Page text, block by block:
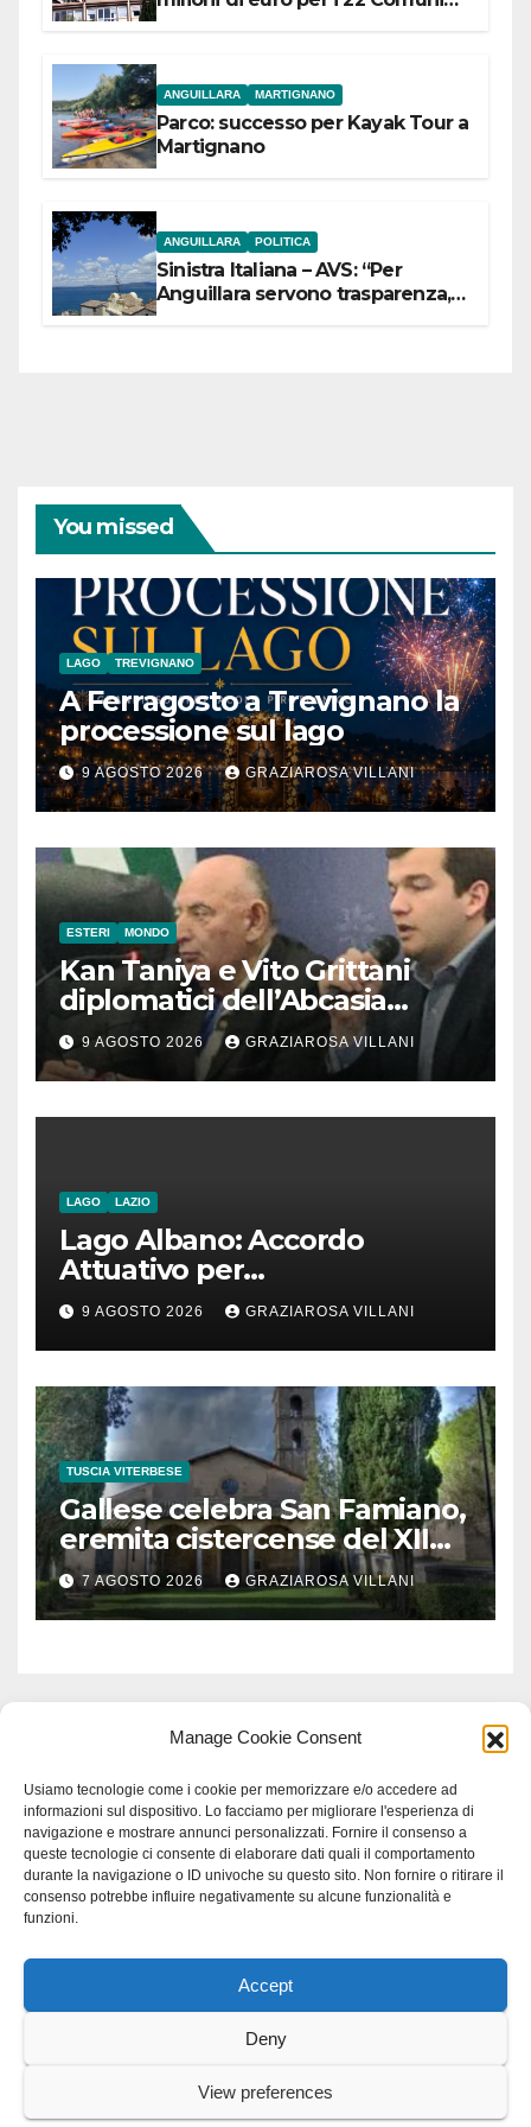
Manage Cookie Consent
Usiamo tecnologie come i cookie per memorizzare e/o accedere ad
informazioni sul dispositivo. Lo facciamo per migliorare l'esperienza di
navigazione e mostrare annunci personalizzati. Fornire il consenso a
queste tecnologie ci consente di elaborare dati quali il comportamento
durante la navigazione o ID univoche su questo sito. Non fornire o ritirare il
consenso potrebbe influire negativamente su alcune funzionalità e
funzioni.
Accept
Deny
View preferences
ANGUILLARA MARTIGNANO
Parco: successo per Kayak Tour a
Martignano
ANGUILLARA POLITICA
Sinistra Italiana – AVS: “Per
Anguillara servono trasparenza,
You missed
LAGO TREVIGNANO
A Ferragosto a Trevignano la
processione sul lago
9 AGOSTO 2026 GRAZIAROSA VILLANI
ESTERI MONDO
Kan Taniya e Vito Grittani
diplomatici dell’Abcasia
contro nota del governo
romeno. “Non si può invocare
la costruzione di ponti e allo
stesso tempo condannare
9 AGOSTO 2026 GRAZIAROSA VILLANI
LAGO LAZIO
Lago Albano: Accordo
Attuativo per
l’interconnessione
acquedottistica da 29,5
milioni di euro
9 AGOSTO 2026 GRAZIAROSA VILLANI
TUSCIA VITERBESE
Gallese celebra San Famiano,
eremita cistercense del XII
secolo
7 AGOSTO 2026 GRAZIAROSA VILLANI
Proudly powered by WordPress|Tema: Newspaperex di
Scienzastudio specialistico bracciano